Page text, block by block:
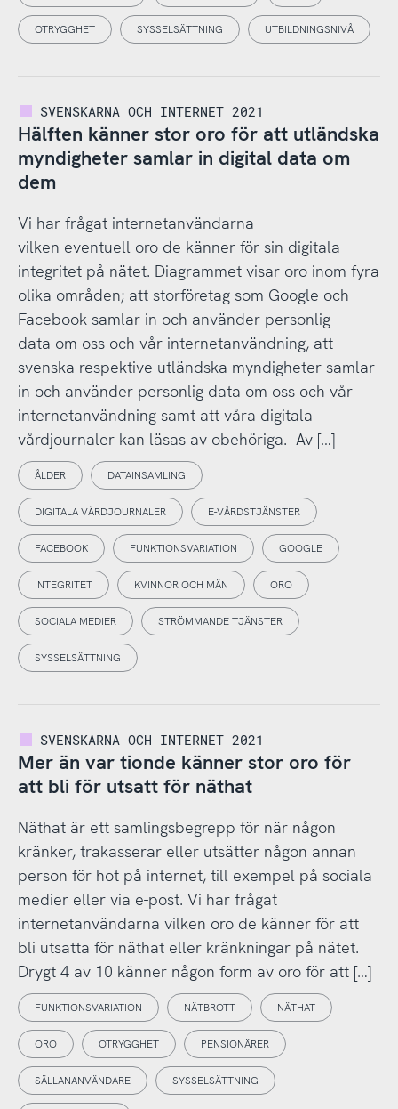
OTRYGGHET SYSSELSÄTTNING UTBILDNINGSNIVÅ
SVENSKARNA OCH INTERNET 2021
Hälften känner stor oro för att utländska
myndigheter samlar in digital data om
dem
Vi har frågat internetanvändarna
vilken eventuell oro de känner för sin digitala
integritet på nätet. Diagrammet visar oro inom fyra
olika områden; att storföretag som Google och
Facebook samlar in och använder personlig
data om oss och vår internetanvändning, att
svenska respektive utländska myndigheter samlar
in och använder personlig data om oss och vår
internetanvändning samt att våra digitala
vårdjournaler kan läsas av obehöriga. Av […]
ÅLDER DATAINSAMLING
DIGITALA VÅRDJOURNALER E-VÅRDSTJÄNSTER
FACEBOOK FUNKTIONSVARIATION GOOGLE
INTEGRITET KVINNOR OCH MÄN ORO
SOCIALA MEDIER STRÖMMANDE TJÄNSTER
SYSSELSÄTTNING
SVENSKARNA OCH INTERNET 2021
Mer än var tionde känner stor oro för
att bli för utsatt för näthat
Näthat är ett samlingsbegrepp för när någon
kränker, trakasserar eller utsätter någon annan
person för hot på internet, till exempel på sociala
medier eller via e-post. Vi har frågat
internetanvändarna vilken oro de känner för att
bli utsatta för näthat eller kränkningar på nätet.
Drygt 4 av 10 känner någon form av oro för att […]
FUNKTIONSVARIATION NÄTBROTT NÄTHAT
ORO OTRYGGHET PENSIONÄRER
SÄLLANANVÄNDARE SYSSELSÄTTNING